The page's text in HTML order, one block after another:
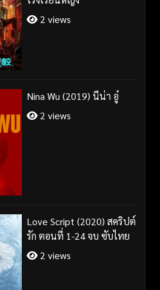
2 views
Nina Wu (2019) นีน่า อู๋
2 views
Love Script (2020) สคริปต์
รัก ตอนที่ 1-24 จบ ซับไทย
2 views